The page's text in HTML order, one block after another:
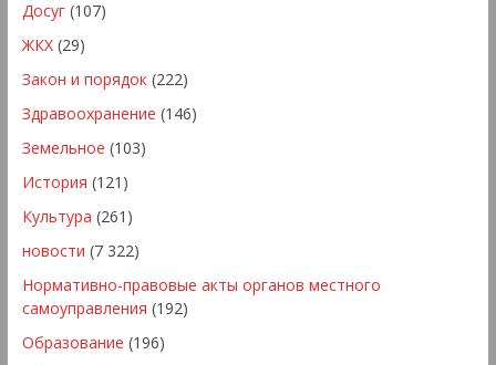
Досуг(107)
ЖКХ(29)
Закон и порядок(222)
Здравоохранение (146)
Земельное (103)
История (121)
Культура (261)
новости (7 322)
Нормативно-правовые акты органов местного
самоуправления (192)
Образование (196)